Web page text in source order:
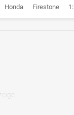
Honda Firestone